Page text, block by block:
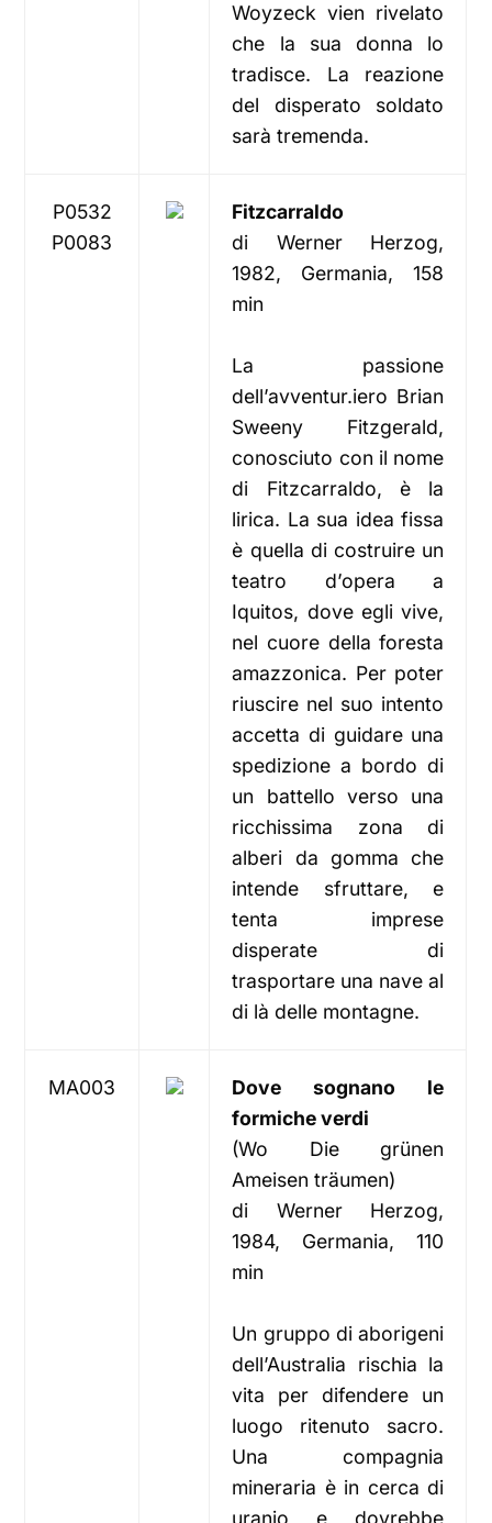
Woyzeck vien rivelato
che la sua donna lo
tradisce. La reazione
del disperato soldato
sarà tremenda.
P0532
P0083
Fitzcarraldo
di Werner Herzog,
1982, Germania, 158
min
La passione
dell’avventur.iero Brian
Sweeny Fitzgerald,
conosciuto con il nome
di Fitzcarraldo, è la
lirica. La sua idea fissa
è quella di costruire un
teatro d’opera a
Iquitos, dove egli vive,
nel cuore della foresta
amazzonica. Per poter
riuscire nel suo intento
accetta di guidare una
spedizione a bordo di
un battello verso una
ricchissima zona di
alberi da gomma che
intende sfruttare, e
tenta imprese
disperate di
trasportare una nave al
di là delle montagne.
MA003
Dove sognano le
formiche verdi
(Wo Die grünen
Ameisen träumen)
di Werner Herzog,
1984, Germania, 110
min
Un gruppo di aborigeni
dell’Australia rischia la
vita per difendere un
luogo ritenuto sacro.
Una compagnia
mineraria è in cerca di
uranio e dovrebbe